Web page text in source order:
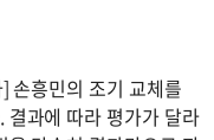
손흥민의 조기 교체를
과에 따라 평가가 달라